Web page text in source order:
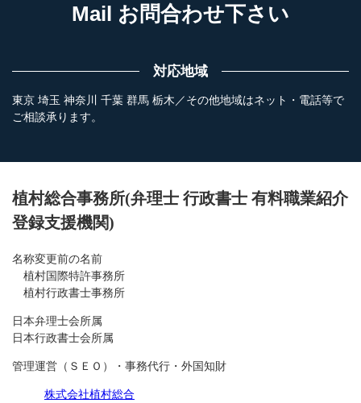
Mail お問合わせ下さい
対応地域
東京 埼玉 神奈川 千葉 群馬 栃木／その他地域はネット・電話等で
ご相談承ります。
植村総合事務所(弁理士 行政書士 有料職業紹介
登録支援機関)
名称変更前の名前
植村国際特許事務所
植村行政書士事務所
日本弁理士会所属
日本行政書士会所属
管理運営（ＳＥＯ）・事務代行・外国知財
株式会社植村総合